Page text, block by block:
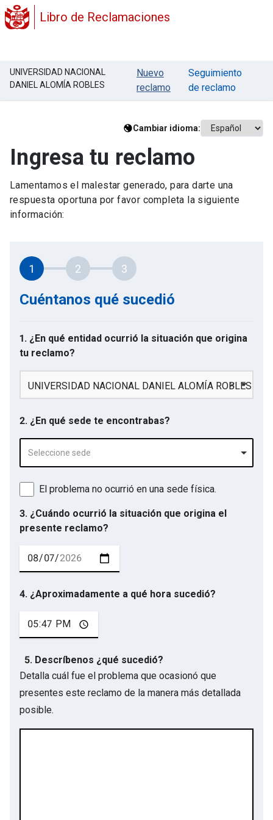
Libro de Reclamaciones
UNIVERSIDAD NACIONAL
DANIEL ALOMÍA ROBLES
Nuevo
reclamo
Seguimiento
de reclamo
Cambiar idioma:
Ingresa tu reclamo
Lamentamos el malestar generado, para darte una
respuesta oportuna por favor completa la siguiente
información:
1 2 3
Cuéntanos qué sucedió
1. ¿En qué entidad ocurrió la situación que origina
tu reclamo?
UNIVERSIDAD NACIONAL DANIEL ALOMÍA ROBLES
2. ¿En qué sede te encontrabas?
Seleccione sede
El problema no ocurrió en una sede física.
3. ¿Cuándo ocurrió la situación que origina el
presente reclamo?
4. ¿Aproximadamente a qué hora sucedió?
5. Descríbenos ¿qué sucedió?
Detalla cuál fue el problema que ocasionó que
presentes este reclamo de la manera más detallada
posible.